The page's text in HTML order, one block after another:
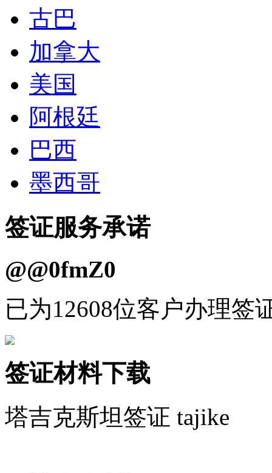
古巴
加拿大
美国
阿根廷
巴西
墨西哥
签证服务承诺
@@0fmZ0
已为12608位客户办理签
签证材料下载
塔吉克斯坦签证 tajike